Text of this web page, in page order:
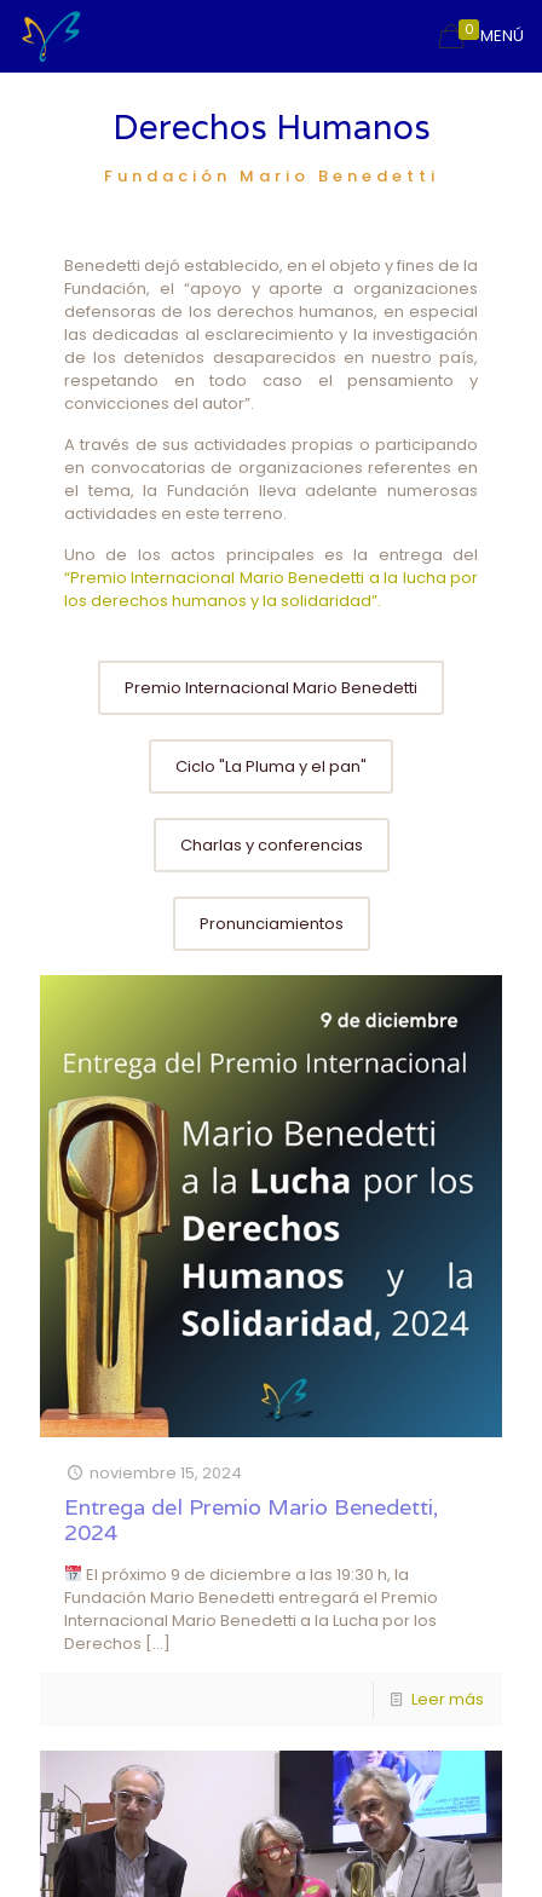
MENÚ
0
Derechos Humanos
Fundación Mario Benedetti
Benedetti dejó establecido, en el objeto y fines de la
Fundación, el “apoyo y aporte a organizaciones
defensoras de los derechos humanos, en especial
las dedicadas al esclarecimiento y la investigación
de los detenidos desaparecidos en nuestro país,
respetando en todo caso el pensamiento y
convicciones del autor”.
A través de sus actividades propias o participando
en convocatorias de organizaciones referentes en
el tema, la Fundación lleva adelante numerosas
actividades en este terreno.
Uno de los actos principales es la entrega del
“Premio Internacional Mario Benedetti a la lucha por
los derechos humanos y la solidaridad”.
Premio Internacional Mario Benedetti
Ciclo "La Pluma y el pan"
Charlas y conferencias
Pronunciamientos
noviembre 15, 2024
Entrega del Premio Mario Benedetti,
2024
El próximo 9 de diciembre a las 19:30 h, la
Fundación Mario Benedetti entregará el Premio
Internacional Mario Benedetti a la Lucha por los
Derechos […]
Leer más